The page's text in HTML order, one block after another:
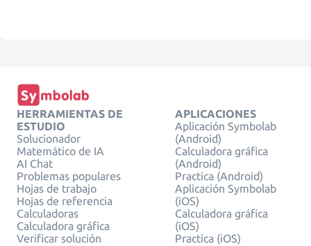
HERRAMIENTAS DE
ESTUDIO
Solucionador
Matemático de IA
AI Chat
Problemas populares
Hojas de trabajo
Hojas de referencia
Calculadoras
Calculadora gráfica
Verificar solución
APLICACIONES
Aplicación Symbolab
(Android)
Calculadora gráfica
(Android)
Practica (Android)
Aplicación Symbolab
(iOS)
Calculadora gráfica
(iOS)
Practica (iOS)